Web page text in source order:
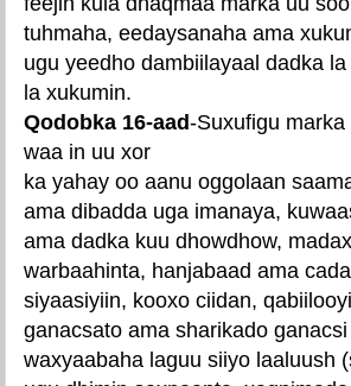
tuhmaha, eedaysanaha ama
ugu yeedho dambiilayaal dadka
la xukumin.
Qodobka 16-aad-Suxufigu
waa in uu xor
ka yahay oo aanu oggolaan
ama dibadda uga imanaya,
ama dadka kuu dhowdhow,
warbaahinta, hanjabaad ama
siyaasiyiin, kooxo ciidan,
ganacsato ama sharikado
waxyaabaha laguu siiyo laaluush